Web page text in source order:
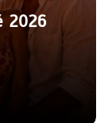
2026